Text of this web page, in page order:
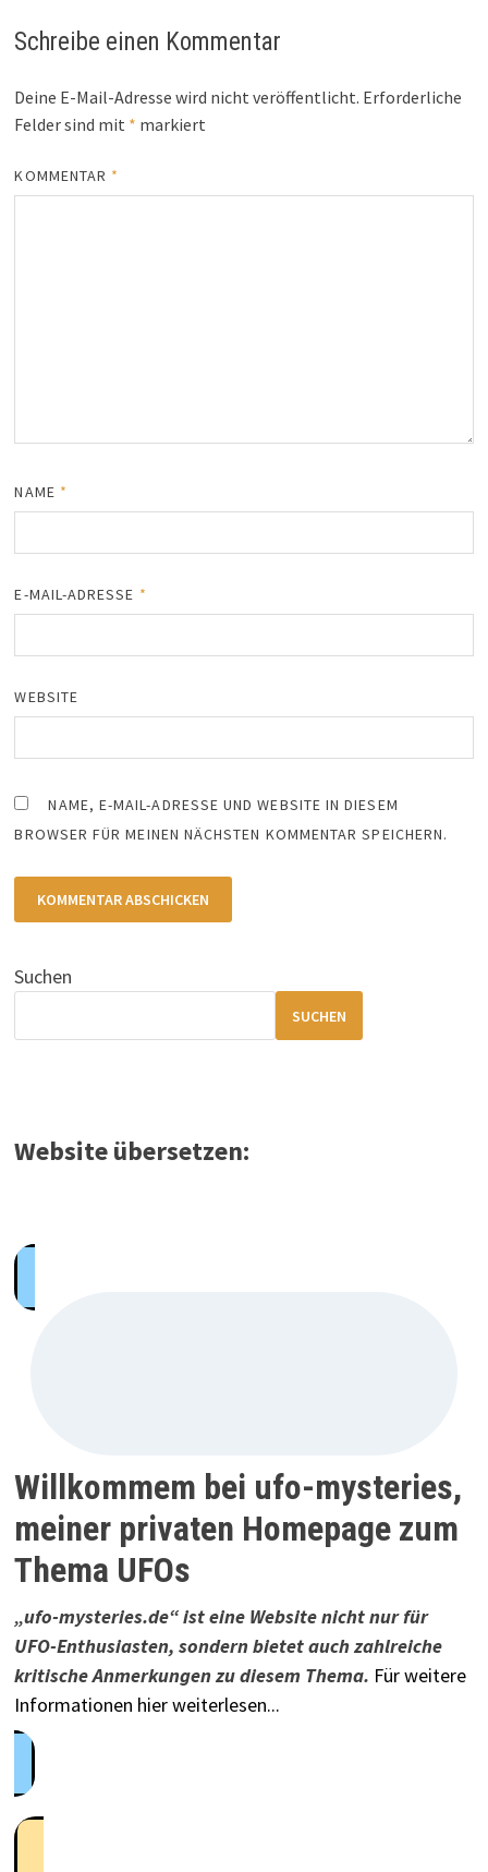
Schreibe einen Kommentar
Deine E-Mail-Adresse wird nicht veröffentlicht. Erforderliche
Felder sind mit * markiert
KOMMENTAR *
NAME *
E-MAIL-ADRESSE *
WEBSITE
NAME, E-MAIL-ADRESSE UND WEBSITE IN DIESEM
BROWSER FÜR MEINEN NÄCHSTEN KOMMENTAR SPEICHERN.
Suchen
SUCHEN
Website übersetzen:
Willkommem bei ufo-mysteries,
meiner privaten Homepage zum
Thema UFOs
„ufo-mysteries.de“ ist eine Website nicht nur für
UFO-Enthusiasten, sondern bietet auch zahlreiche
kritische Anmerkungen zu diesem Thema. Für weitere
Informationen hier weiterlesen...